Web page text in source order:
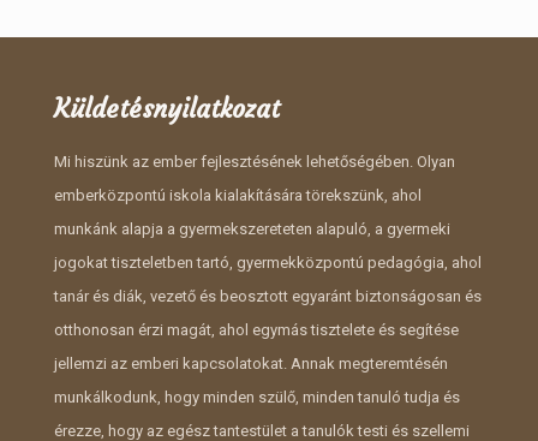
Küldetésnyilatkozat
Mi hiszünk az ember fejlesztésének lehetőségében. Olyan
emberközpontú iskola kialakítására törekszünk, ahol
munkánk alapja a gyermekszereteten alapuló, a gyermeki
jogokat tiszteletben tartó, gyermekközpontú pedagógia, ahol
tanár és diák, vezető és beosztott egyaránt biztonságosan és
otthonosan érzi magát, ahol egymás tisztelete és segítése
jellemzi az emberi kapcsolatokat. Annak megteremtésén
munkálkodunk, hogy minden szülő, minden tanuló tudja és
érezze, hogy az egész tantestület a tanulók testi és szellemi